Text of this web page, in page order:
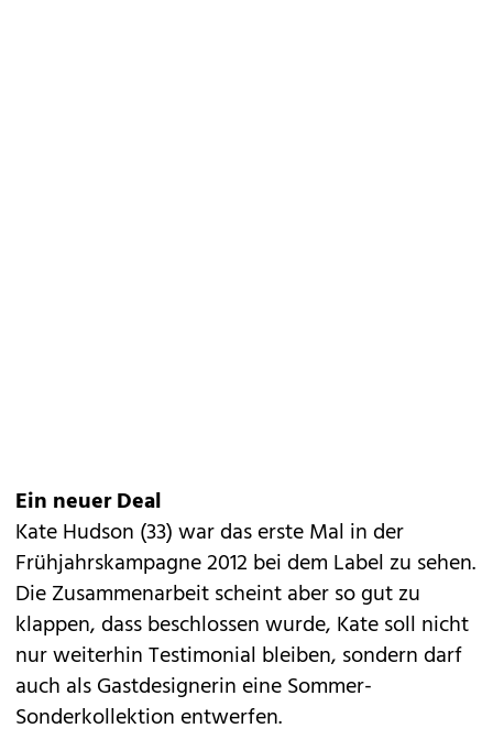
Ein neuer Deal
Kate Hudson (33) war das erste Mal in der
Frühjahrskampagne 2012 bei dem Label zu sehen.
Die Zusammenarbeit scheint aber so gut zu
klappen, dass beschlossen wurde, Kate soll nicht
nur weiterhin Testimonial bleiben, sondern darf
auch als Gastdesignerin eine Sommer-
Sonderkollektion entwerfen.